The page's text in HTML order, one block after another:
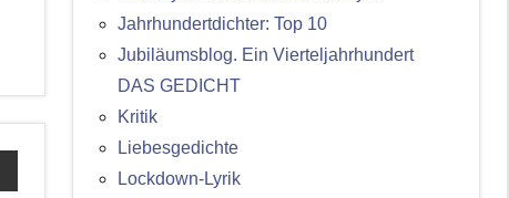
Jahrhundertdichter: Top 10
Jubiläumsblog. Ein Vierteljahrhundert
DAS GEDICHT
Kritik
Liebesgedichte
Lockdown-Lyrik